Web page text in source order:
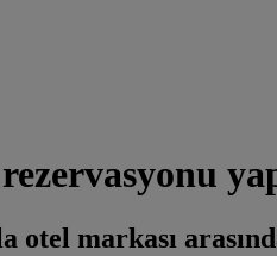
otel markası